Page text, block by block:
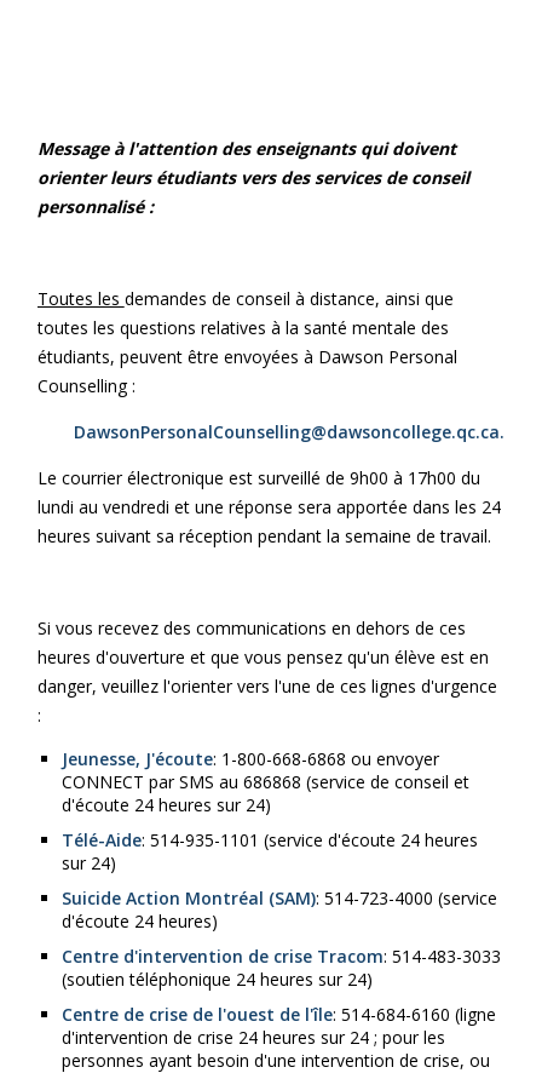
Message à l'attention des enseignants qui doivent
orienter leurs étudiants vers des services de conseil
personnalisé :
Toutes les demandes de conseil à distance, ainsi que
toutes les questions relatives à la santé mentale des
étudiants, peuvent être envoyées à Dawson Personal
Counselling :
DawsonPersonalCounselling@dawsoncollege.qc.ca.
Le courrier électronique est surveillé de 9h00 à 17h00 du
lundi au vendredi et une réponse sera apportée dans les 24
heures suivant sa réception pendant la semaine de travail.
Si vous recevez des communications en dehors de ces
heures d'ouverture et que vous pensez qu'un élève est en
danger, veuillez l'orienter vers l'une de ces lignes d'urgence
:
Jeunesse, J'écoute: 1-800-668-6868 ou envoyer
CONNECT par SMS au 686868 (service de conseil et
d'écoute 24 heures sur 24)
Télé-Aide: 514-935-1101 (service d'écoute 24 heures
sur 24)
Suicide Action Montréal (SAM): 514-723-4000 (service
d'écoute 24 heures)
Centre d'intervention de crise Tracom: 514-483-3033
(soutien téléphonique 24 heures sur 24)
Centre de crise de l'ouest de l'île: 514-684-6160 (ligne
d'intervention de crise 24 heures sur 24 ; pour les
personnes ayant besoin d'une intervention de crise, ou